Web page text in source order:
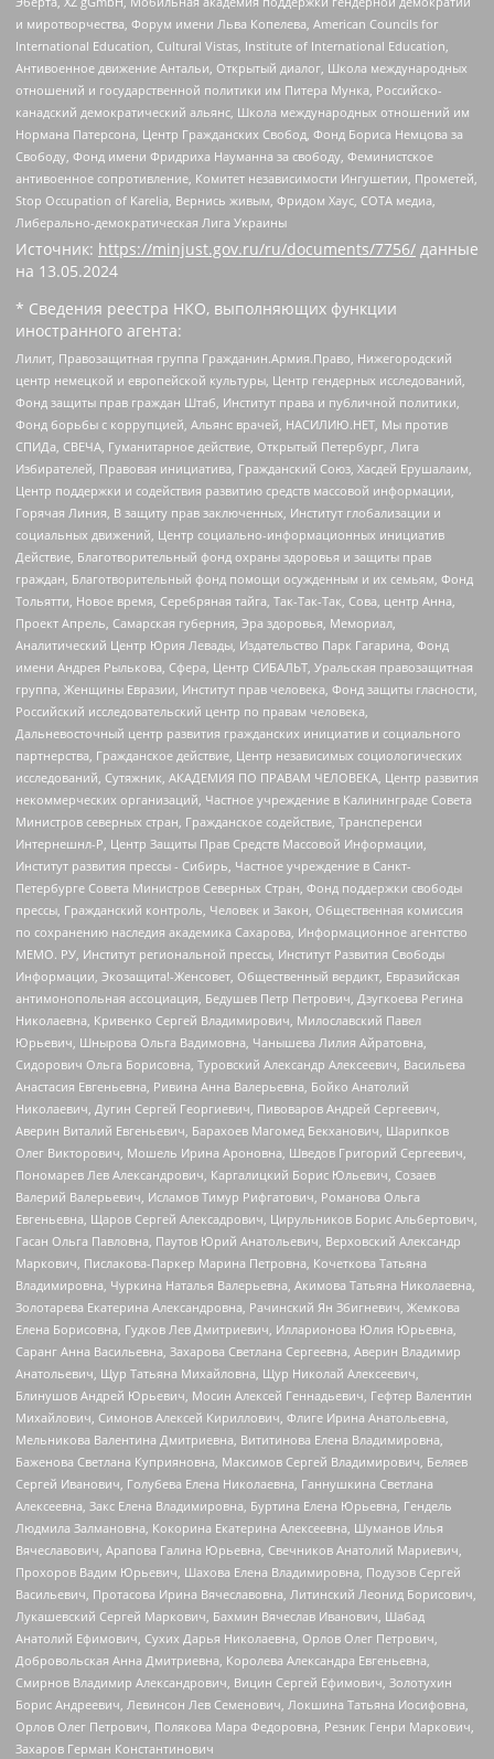
и миротворчества, Форум имени Льва Копелева, American Councils for
International Education, Cultural Vistas, Institute of International Education,
Антивоенное движение Антальи, Открытый диалог, Школа международных
отношений и государственной политики им Питера Мунка, Российско-
канадский демократический альянс, Школа международных отношений им
Нормана Патерсона, Центр Гражданских Свобод, Фонд Бориса Немцова за
Свободу, Фонд имени Фридриха Науманна за свободу, Феминистское
антивоенное сопротивление, Комитет независимости Ингушетии, Прометей,
Stop Occupation of Karelia, Вернись живым, Фридом Хаус, СОТА медиа,
Либерально-демократическая Лига Украины
Источник: https://minjust.gov.ru/ru/documents/7756/ данные
на 13.05.2024
* Сведения реестра НКО, выполняющих функции
иностранного агента:
Лилит, Правозащитная группа Гражданин.Армия.Право, Нижегородский
центр немецкой и европейской культуры, Центр гендерных исследований,
Фонд защиты прав граждан Штаб, Институт права и публичной политики,
Фонд борьбы с коррупцией, Альянс врачей, НАСИЛИЮ.НЕТ, Мы против
СПИДа, СВЕЧА, Гуманитарное действие, Открытый Петербург, Лига
Избирателей, Правовая инициатива, Гражданский Союз, Хасдей Ерушалаим,
Центр поддержки и содействия развитию средств массовой информации,
Горячая Линия, В защиту прав заключенных, Институт глобализации и
социальных движений, Центр социально-информационных инициатив
Действие, Благотворительный фонд охраны здоровья и защиты прав
граждан, Благотворительный фонд помощи осужденным и их семьям, Фонд
Тольятти, Новое время, Серебряная тайга, Так-Так-Так, Сова, центр Анна,
Проект Апрель, Самарская губерния, Эра здоровья, Мемориал,
Аналитический Центр Юрия Левады, Издательство Парк Гагарина, Фонд
имени Андрея Рылькова, Сфера, Центр СИБАЛЬТ, Уральская правозащитная
группа, Женщины Евразии, Институт прав человека, Фонд защиты гласности,
Российский исследовательский центр по правам человека,
Дальневосточный центр развития гражданских инициатив и социального
партнерства, Гражданское действие, Центр независимых социологических
исследований, Сутяжник, АКАДЕМИЯ ПО ПРАВАМ ЧЕЛОВЕКА, Центр развития
некоммерческих организаций, Частное учреждение в Калининграде Совета
Министров северных стран, Гражданское содействие, Трансперенси
Интернешнл-Р, Центр Защиты Прав Средств Массовой Информации,
Институт развития прессы - Сибирь, Частное учреждение в Санкт-
Петербурге Совета Министров Северных Стран, Фонд поддержки свободы
прессы, Гражданский контроль, Человек и Закон, Общественная комиссия
по сохранению наследия академика Сахарова, Информационное агентство
МЕМО. РУ, Институт региональной прессы, Институт Развития Свободы
Информации, Экозащита!-Женсовет, Общественный вердикт, Евразийская
антимонопольная ассоциация, Бедушев Петр Петрович, Дзугкоева Регина
Николаевна, Кривенко Сергей Владимирович, Милославский Павел
Юрьевич, Шнырова Ольга Вадимовна, Чанышева Лилия Айратовна,
Сидорович Ольга Борисовна, Туровский Александр Алексеевич, Васильева
Анастасия Евгеньевна, Ривина Анна Валерьевна, Бойко Анатолий
Николаевич, Дугин Сергей Георгиевич, Пивоваров Андрей Сергеевич,
Аверин Виталий Евгеньевич, Барахоев Магомед Бекханович, Шарипков
Олег Викторович, Мошель Ирина Ароновна, Шведов Григорий Сергеевич,
Пономарев Лев Александрович, Каргалицкий Борис Юльевич, Созаев
Валерий Валерьевич, Исламов Тимур Рифгатович, Романова Ольга
Евгеньевна, Щаров Сергей Алексадрович, Цирульников Борис Альбертович,
Гасан Ольга Павловна, Паутов Юрий Анатольевич, Верховский Александр
Маркович, Пислакова-Паркер Марина Петровна, Кочеткова Татьяна
Владимировна, Чуркина Наталья Валерьевна, Акимова Татьяна Николаевна,
Золотарева Екатерина Александровна, Рачинский Ян Збигневич, Жемкова
Елена Борисовна, Гудков Лев Дмитриевич, Илларионова Юлия Юрьевна,
Саранг Анна Васильевна, Захарова Светлана Сергеевна, Аверин Владимир
Анатольевич, Щур Татьяна Михайловна, Щур Николай Алексеевич,
Блинушов Андрей Юрьевич, Мосин Алексей Геннадьевич, Гефтер Валентин
Михайлович, Симонов Алексей Кириллович, Флиге Ирина Анатольевна,
Мельникова Валентина Дмитриевна, Вититинова Елена Владимировна,
Баженова Светлана Куприяновна, Максимов Сергей Владимирович, Беляев
Сергей Иванович, Голубева Елена Николаевна, Ганнушкина Светлана
Алексеевна, Закс Елена Владимировна, Буртина Елена Юрьевна, Гендель
Людмила Залмановна, Кокорина Екатерина Алексеевна, Шуманов Илья
Вячеславович, Арапова Галина Юрьевна, Свечников Анатолий Мариевич,
Прохоров Вадим Юрьевич, Шахова Елена Владимировна, Подузов Сергей
Васильевич, Протасова Ирина Вячеславовна, Литинский Леонид Борисович,
Лукашевский Сергей Маркович, Бахмин Вячеслав Иванович, Шабад
Анатолий Ефимович, Сухих Дарья Николаевна, Орлов Олег Петрович,
Добровольская Анна Дмитриевна, Королева Александра Евгеньевна,
Смирнов Владимир Александрович, Вицин Сергей Ефимович, Золотухин
Борис Андреевич, Левинсон Лев Семенович, Локшина Татьяна Иосифовна,
Орлов Олег Петрович, Полякова Мара Федоровна, Резник Генри Маркович,
Захаров Герман Константинович